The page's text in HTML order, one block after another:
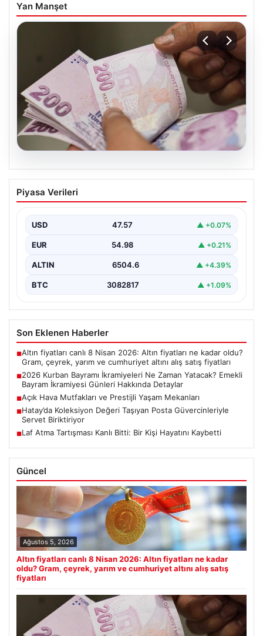
Yan Manşet
04.08.2026
2026 Kurban Bayramı İkramiyeleri Ne
Zaman Yatacak? Emekli Bayram
2026 yılı Kurban Bayramı'nın yaklaşmasıyla birlikte,
ikramiyelerinin ne…
Piyasa Verileri
USD 47.57 ▲ +0.07%
EUR 54.98 ▲ +0.21%
ALTIN 6504.6 ▲ +4.39%
BTC 3082817 ▲ +1.09%
Son Eklenen Haberler
■Altın fiyatları canlı 8 Nisan 2026: Altın fiyatları ne kadar oldu?
Gram, çeyrek, yarım ve cumhuriyet altını alış satış fiyatları
■2026 Kurban Bayramı İkramiyeleri Ne Zaman Yatacak? Emekli
Bayram İkramiyesi Günleri Hakkında Detaylar
■Açık Hava Mutfakları ve Prestijli Yaşam Mekanları
■Hatay’da Koleksiyon Değeri Taşıyan Posta Güvercinleriyle
Servet Biriktiriyor
■Laf Atma Tartışması Kanlı Bitti: Bir Kişi Hayatını Kaybetti
Güncel
Ağustos 5, 2026
Altın fiyatları canlı 8 Nisan 2026: Altın fiyatları ne kadar
oldu? Gram, çeyrek, yarım ve cumhuriyet altını alış satış
fiyatları